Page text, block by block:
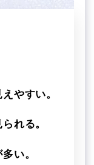
やすい。
れる。
い。